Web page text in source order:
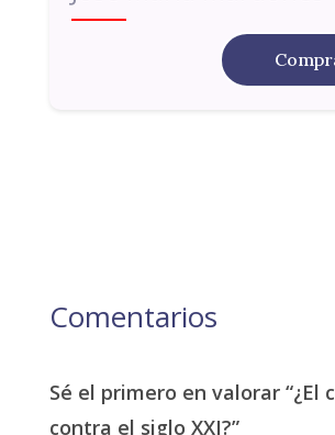
Comentarios
Sé el primero en valorar “¿El
contra el siglo XXI?”